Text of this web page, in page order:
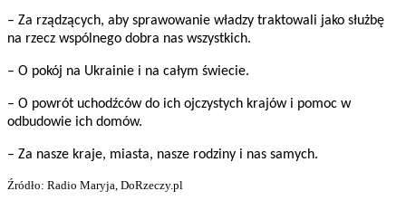
– Za rządzących, aby sprawowanie władzy traktowali jako służbę
na rzecz wspólnego dobra nas wszystkich.
– O pokój na Ukrainie i na całym świecie.
– O powrót uchodźców do ich ojczystych krajów i pomoc w
odbudowie ich domów.
– Za nasze kraje, miasta, nasze rodziny i nas samych.
Źródło: Radio Maryja, DoRzeczy.pl